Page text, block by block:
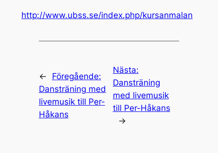
http://www.ubss.se/index.php/kursanmalan
←
Föregående:
Dansträning med
livemusik till Per-
Håkans
Nästa:
Dansträning
med livemusik
till Per-Håkans
→